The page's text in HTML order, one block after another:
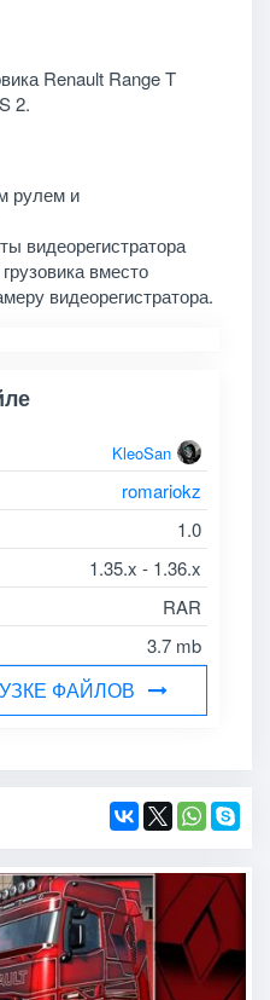
Renault Range T
2.
рулем и
видеорегистратора
вместо
видеорегистратора.
KleoSan
romariokz
1.0
1.35.x - 1.36.x
RAR
3.7 mb
ФАЙЛОВ